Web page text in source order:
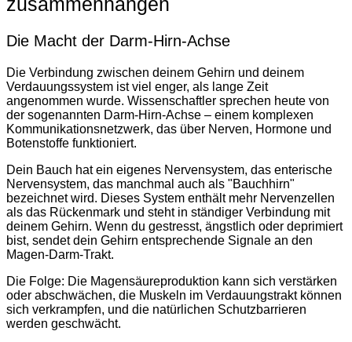
Die Macht der Darm-Hirn-Achse
Die Verbindung zwischen deinem Gehirn und deinem
Verdauungssystem ist viel enger, als lange Zeit
angenommen wurde. Wissenschaftler sprechen heute von
der sogenannten Darm-Hirn-Achse – einem komplexen
Kommunikationsnetzwerk, das über Nerven, Hormone und
Botenstoffe funktioniert.
Dein Bauch hat ein eigenes Nervensystem, das enterische
Nervensystem, das manchmal auch als "Bauchhirn"
bezeichnet wird. Dieses System enthält mehr Nervenzellen
als das Rückenmark und steht in ständiger Verbindung mit
deinem Gehirn. Wenn du gestresst, ängstlich oder deprimiert
bist, sendet dein Gehirn entsprechende Signale an den
Magen-Darm-Trakt.
Die Folge: Die Magensäureproduktion kann sich verstärken
oder abschwächen, die Muskeln im Verdauungstrakt können
sich verkrampfen, und die natürlichen Schutzbarrieren
werden geschwächt.